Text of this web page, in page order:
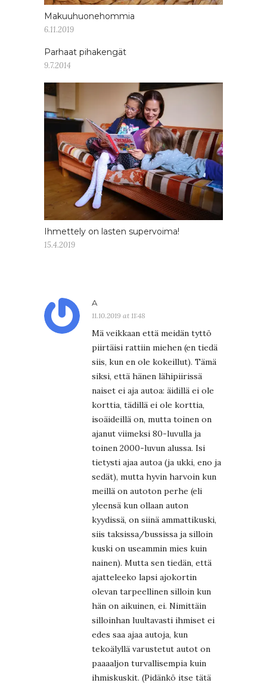
Makuuhuonehommia
6.11.2019
Parhaat pihakengät
9.7.2014
Ihmettely on lasten supervoima!
15.4.2019
A
11.10.2019 at 11:48
Mä veikkaan että meidän tyttö
piirtäisi rattiin miehen (en tiedä
siis, kun en ole kokeillut). Tämä
siksi, että hänen lähipiirissä
naiset ei aja autoa: äidillä ei ole
korttia, tädillä ei ole korttia,
isoäideillä on, mutta toinen on
ajanut viimeksi 80-luvulla ja
toinen 2000-luvun alussa. Isi
tietysti ajaa autoa (ja ukki, eno ja
sedät), mutta hyvin harvoin kun
meillä on autoton perhe (eli
yleensä kun ollaan auton
kyydissä, on siinä ammattikuski,
siis taksissa/bussissa ja silloin
kuski on useammin mies kuin
nainen). Mutta sen tiedän, että
ajatteleeko lapsi ajokortin
olevan tarpeellinen silloin kun
hän on aikuinen, ei. Nimittäin
silloinhan luultavasti ihmiset ei
edes saa ajaa autoja, kun
tekoälyllä varustetut autot on
paaaaljon turvallisempia kuin
ihmiskuskit. (Pidänkö itse tätä